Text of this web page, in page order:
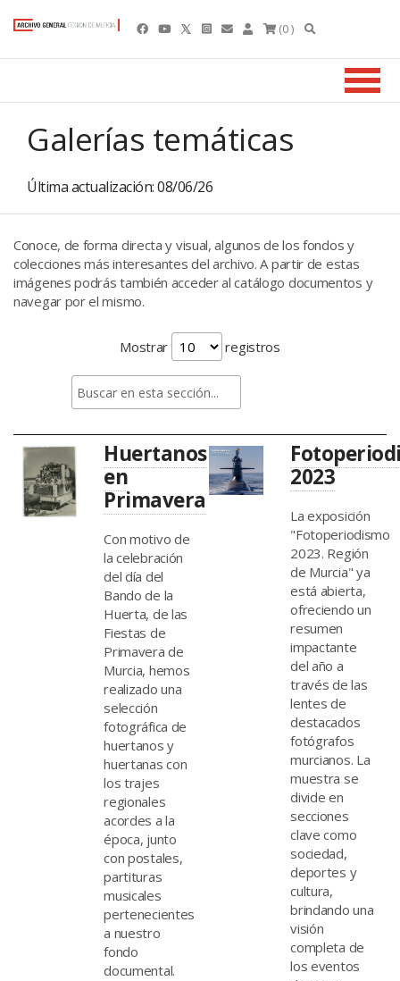
(0 )
Galerías temáticas
Última actualización: 08/06/26
Conoce, de forma directa y visual, algunos de los fondos y
colecciones más interesantes del archivo. A partir de estas
imágenes podrás también acceder al catálogo documentos y
navegar por el mismo.
Mostrar registros
Huertanos
en
Primavera
Con motivo de
la celebración
del día del
Bando de la
Huerta, de las
Fiestas de
Primavera de
Murcia, hemos
realizado una
selección
fotográfica de
huertanos y
huertanas con
los trajes
regionales
acordes a la
época, junto
con postales,
partituras
musicales
pertenecientes
a nuestro
fondo
documental.
2023
La exposición
"Fotoperiodismo
2023. Región
de Murcia" ya
está abierta,
ofreciendo un
resumen
impactante
del año a
través de las
lentes de
destacados
fotógrafos
murcianos. La
muestra se
divide en
secciones
clave como
sociedad,
deportes y
cultura,
brindando una
visión
completa de
los eventos